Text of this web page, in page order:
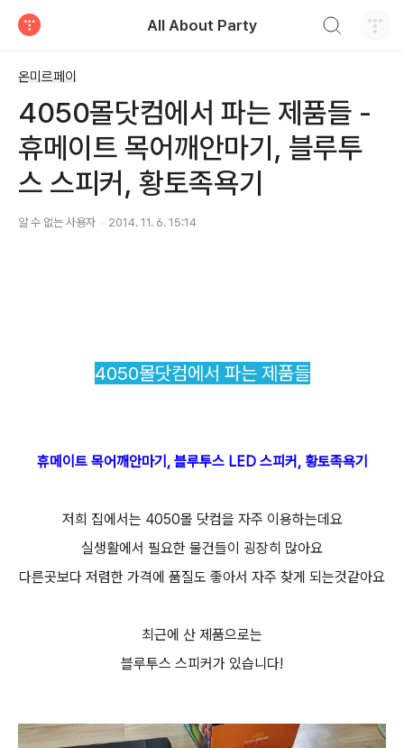
All About Party
온미르페이
4050몰닷컴에서 파는 제품들 -
휴메이트 목어깨안마기, 블루투
스 스피커, 황토족욕기
알 수 없는 사용자 2014. 11. 6. 15:14
4050몰닷컴에서 파는 제품들
휴메이트 목어깨안마기, 블루투스 LED 스피커, 황토족욕기
저희 집에서는 4050몰 닷컴을 자주 이용하는데요
실생활에서 필요한 물건들이 굉장히 많아요
다른곳보다 저렴한 가격에 품질도 좋아서 자주 찾게 되는것같아요
최근에 산 제품으로는
블루투스 스피커가 있습니다!